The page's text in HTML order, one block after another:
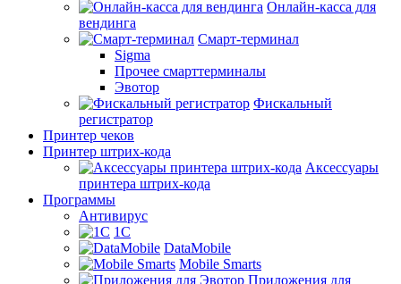
Онлайн-касса для
вендинга
Смарт-терминал
Sigma
Прочее смарттерминалы
Эвотор
Фискальный
регистратор
Принтер чеков
Принтер штрих-кода
Аксессуары
принтера штрих-кода
Программы
Антивирус
1С
DataMobile
Mobile Smarts
Приложения для